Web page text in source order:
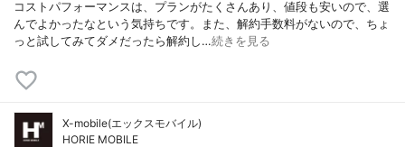
コストパフォーマンスは、プランがたくさんあり、値段も安いので、選
んでよかったなという気持ちです。また、解約手数料がないので、ちょ
っと試してみてダメだったら解約し…続きを見る
X-mobile(エックスモバイル)
HORIE MOBILE